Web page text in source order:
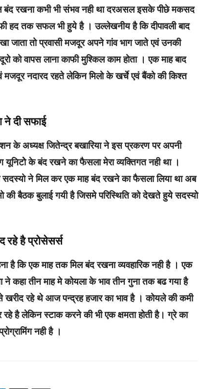
बंद रखना कभी भी संभव नही था दरअसल इसके‌ पीछे मकसद
हद‌ तक सफल भी हुये है । उल्लेखनीय है कि दीपावली बाद
जाता तो‌ प्रवासी‌ मजदूर अपने गांव भाग जाते‌ एवं उनकी
को वापस लाना काफी मुश्किल काम होता । एक माह बाद
मजदूर नदारद रहते लेकिन मिलो के खर्चे एवं बैंको की किश्त
ने दी‌ सफाई
के अध्यक्ष जितेन्द्र बखारिया ने इस‌ प्रकरण पर अपनी
के बंद रखने का फैसला मेरा व्यक्तिगत नही था ।
ने मिल कर एक माह बंद‌ रखने का फैसला लिया था अब
की बैठक बुलाई गयी है जिसमे परिस्थिति‌ को देखते‌ हुये‌ सदस्यो
रहे है प्रोसेसर्स
है कि एक माह तक मिल बंद‌‌ रखना व्यवहारिक नही है । एक
कहा तीन माह मे कोयला के भाव तीन गुना तक बढ‌‌ गया है
खरीद रहे थे आज पन्द्रह हजार का भाव है । कोयले की कमी
है लेकिन स्टाक करने की भी एक क्षमता होती है‌। ग्रे का
नही है ।